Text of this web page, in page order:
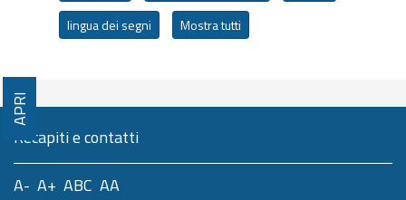
lingua dei segni
Mostra tutti
APRI
Recapiti e contatti
A- A+ ABC AA